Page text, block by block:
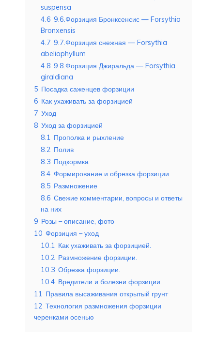
suspensa
4.6 9.6.Форзиция Бронксенсис — Forsythia
Bronxensis
4.7 9.7.Форзиция снежная — Forsythia
abeliophyllum
4.8 9.8.Форзиция Джиральда — Forsythia
giraldiana
5 Посадка саженцев форзиции
6 Как ухаживать за форзицией
7 Уход
8 Уход за форзицией
8.1 Прополка и рыхление
8.2 Полив
8.3 Подкормка
8.4 Формирование и обрезка форзиции
8.5 Размножение
8.6 Свежие комментарии, вопросы и ответы
на них
9 Розы – описание, фото
10 Форзиция – уход
10.1 Как ухаживать за форзицией.
10.2 Размножение форзиции.
10.3 Обрезка форзиции.
10.4 Вредители и болезни форзиции.
11 Правила высаживания открытый грунт
12 Технология размножения форзиции
черенками осенью